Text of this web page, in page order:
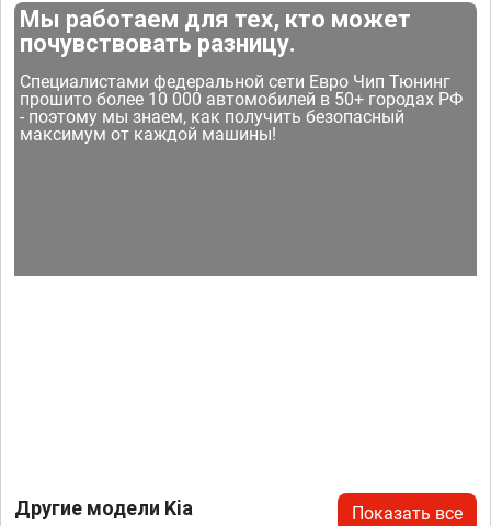
Мы работаем для тех, кто может
почувствовать разницу.
Специалистами федеральной сети Евро Чип Тюнинг
прошито более 10 000 автомобилей в 50+ городах РФ
- поэтому мы знаем, как получить безопасный
максимум от каждой машины!
Другие модели Kia Показать все